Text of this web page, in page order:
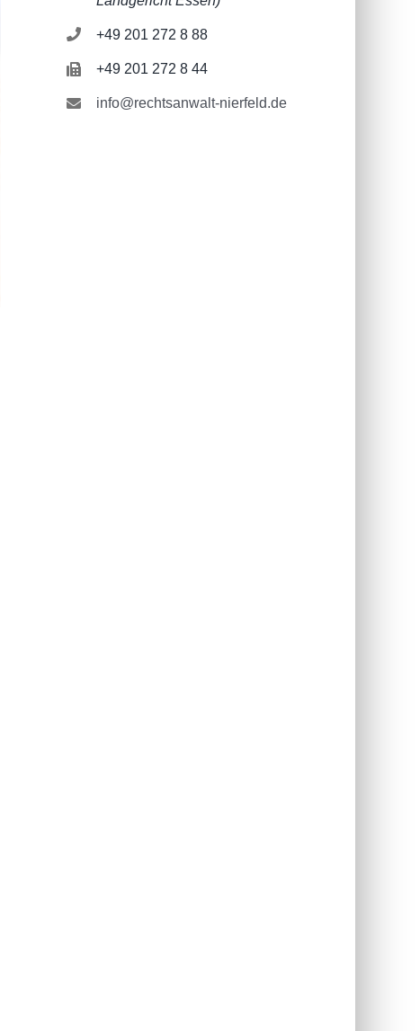
+49 201 272 8 88
+49 201 272 8 44
info@rechtsanwalt-nierfeld.de